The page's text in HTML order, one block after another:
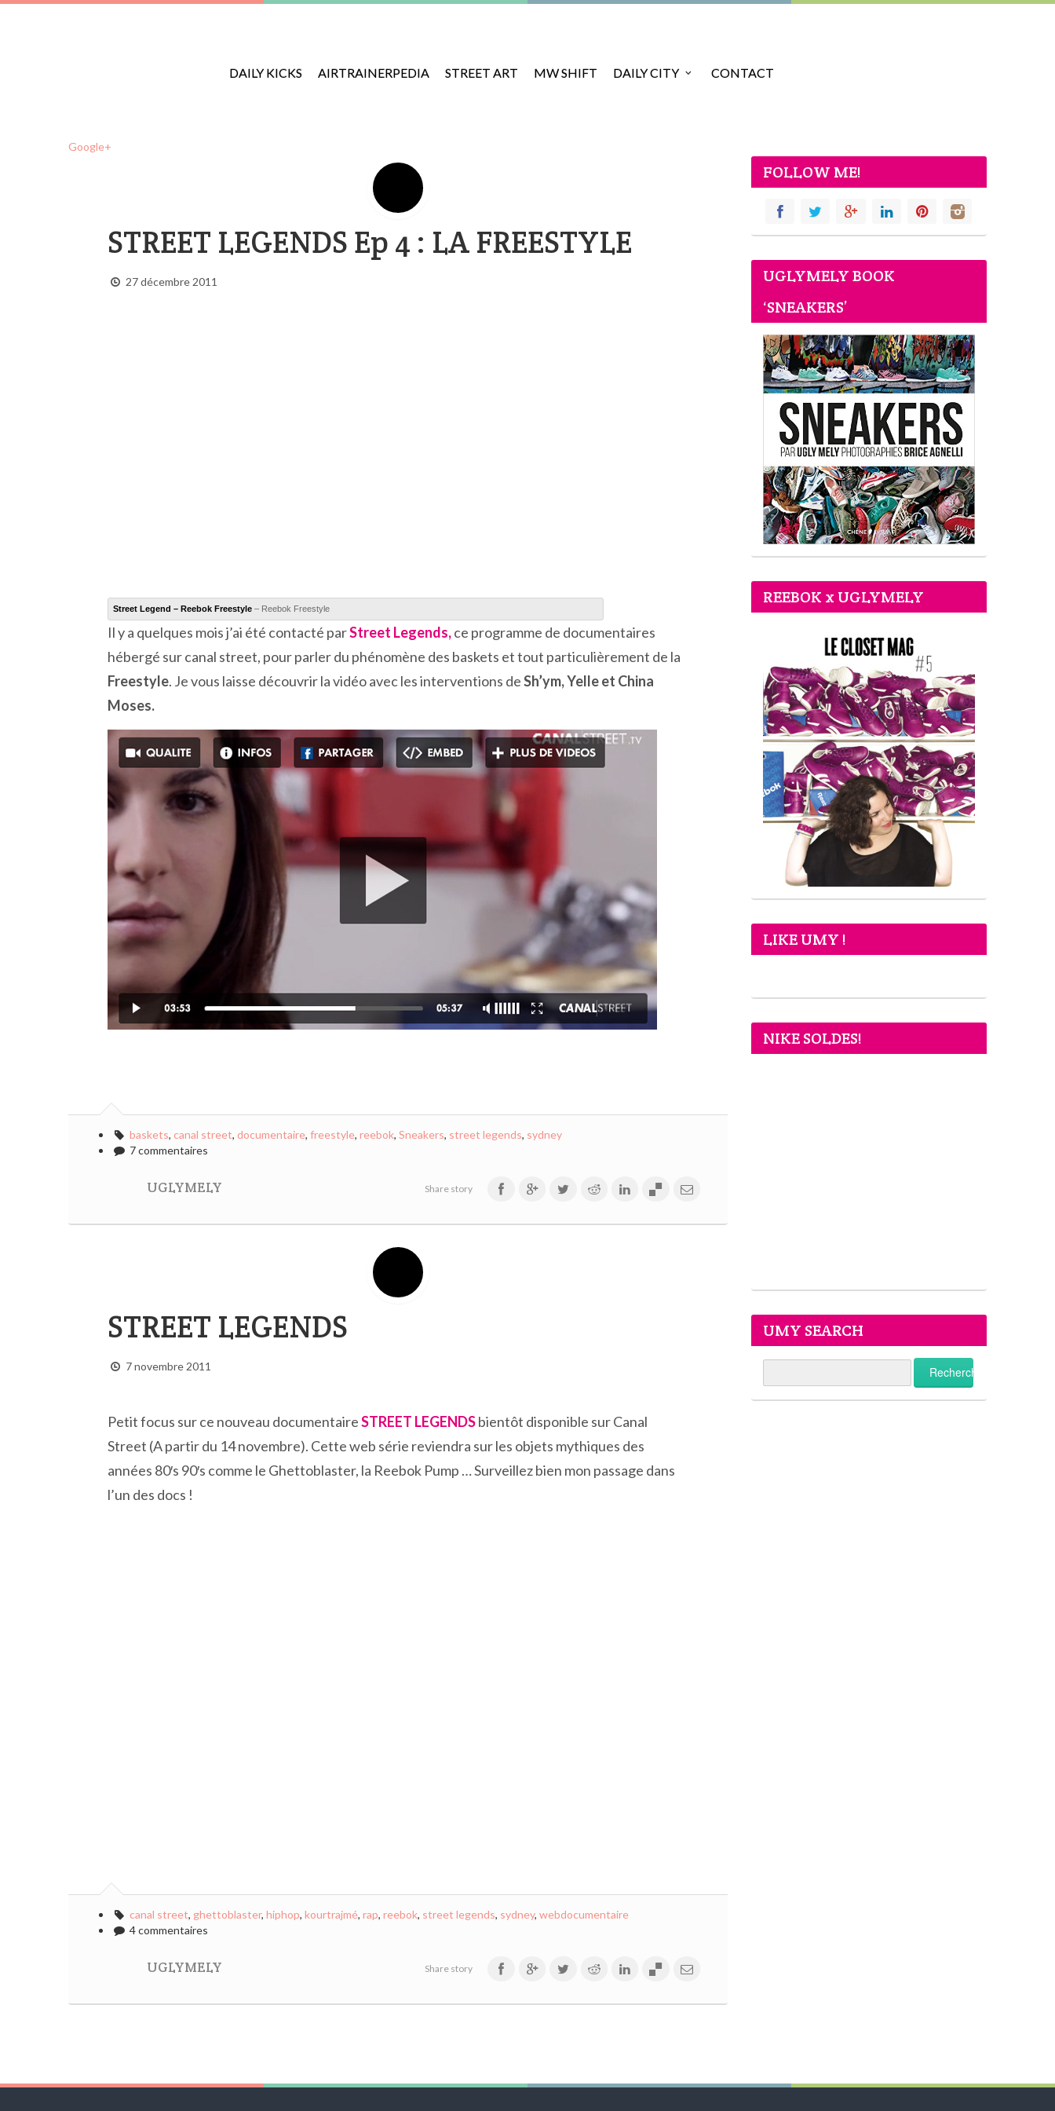
DAILY KICKS AIRTRAINERPEDIA STREET ART MW SHIFT DAILY CITY CONTACT
Google+
STREET LEGENDS Ep 4 : LA FREESTYLE
27 décembre 2011
Street Legend – Reebok Freestyle – Reebok Freestyle
Il y a quelques mois j’ai été contacté parStreet Legends,ce programme de documentaires
hébergé sur canal street, pour parler du phénomène des baskets et tout particulièrement de la
Freestyle. Je vous laisse découvrir la vidéo avec les interventions deSh’ym, Yelle et China
Moses.
baskets, canal street, documentaire, freestyle, reebok, Sneakers, street legends, sydney
7 commentaires
UGLYMELY Share story
STREET LEGENDS
7 novembre 2011
Petit focus sur ce nouveau documentaireSTREET LEGENDSbientôt disponible sur Canal
Street (A partir du 14 novembre). Cette web série reviendra sur les objets mythiques des
années 80′s 90′s comme le Ghettoblaster, la Reebok Pump … Surveillez bien mon passage dans
l’un des docs !
canal street, ghettoblaster, hiphop, kourtrajmé, rap, reebok, street legends, sydney, webdocumentaire
4 commentaires
UGLYMELY Share story
FOLLOW ME!
UGLYMELY BOOK
‘SNEAKERS’
REEBOK x UGLYMELY
LIKE UMY !
NIKE SOLDES!
UMY SEARCH